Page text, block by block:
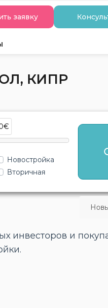
заявку
КИПР
Новостройка
Вторичная
инвесторов и